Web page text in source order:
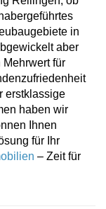
in
aber
für
erstklassige
haben wir
Ihnen
für Ihr
– Zeit für